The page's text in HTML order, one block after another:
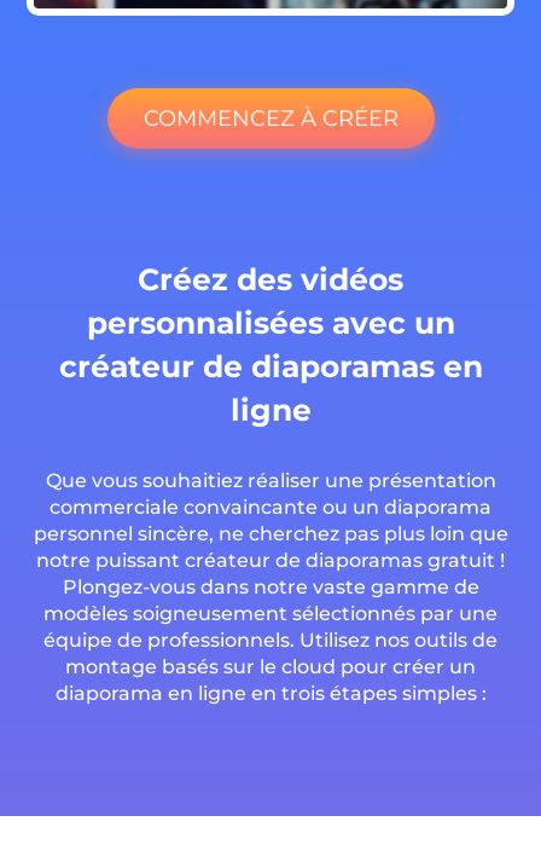
COMMENCEZ À CRÉER
Créez des vidéos
personnalisées avec un
créateur de diaporamas en
ligne
Que vous souhaitiez réaliser une présentation
commerciale convaincante ou un diaporama
personnel sincère, ne cherchez pas plus loin que
notre puissant créateur de diaporamas gratuit !
Plongez-vous dans notre vaste gamme de
modèles soigneusement sélectionnés par une
équipe de professionnels. Utilisez nos outils de
montage basés sur le cloud pour créer un
diaporama en ligne en trois étapes simples :